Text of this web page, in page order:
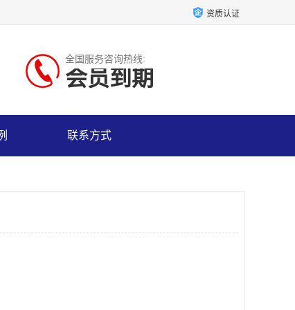
资质认证
全国服务咨询热线:
会员到期
联系方式